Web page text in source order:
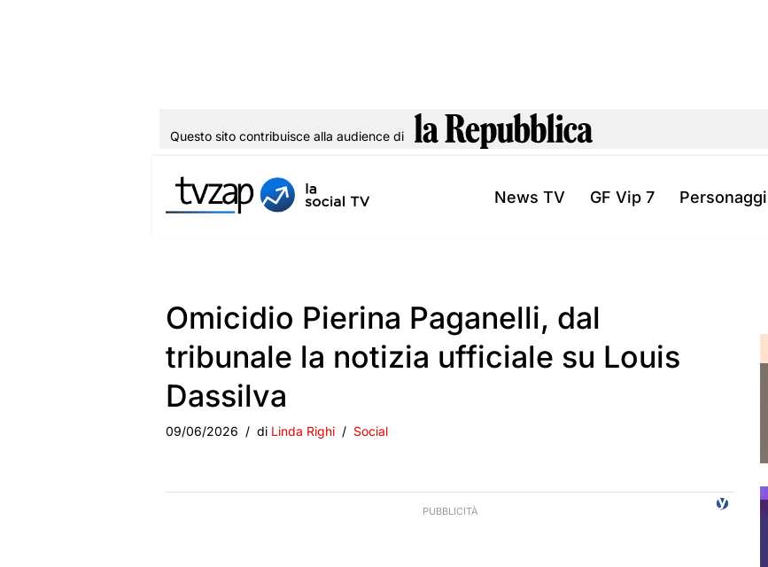
al
Questo sito contribuisce alla audience di
News TV GF Vip 7
Omicidio Pierina Paganelli, dal
tribunale la notizia ufficiale su Louis
Dassilva
09/06/2026 di Linda Righi Social